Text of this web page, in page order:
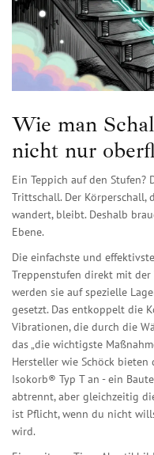
Wie man
nicht nur
Ein Teppich auf den Stufen?
Trittschall. Der
wandert, bleibt. Deshalb
Ebene.
Die einfachste und
Treppenstufen direkt mit der
werden sie auf spezielle
gesetzt. Das entkoppelt die
Vibrationen, die durch die
das „die wichtigste
Hersteller wie Schöck bieten
Isokorb® Typ T an - ein
abtrennt, aber gleichzeitig
ist Pflicht, wenn du nicht
wird.